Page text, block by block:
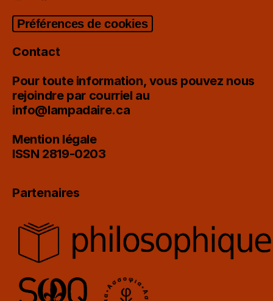
Préférences de cookies
Contact
Pour toute information, vous pouvez nous
rejoindre par courriel au
info@lampadaire.ca
Mention légale
ISSN 2819-0203
Partenaires